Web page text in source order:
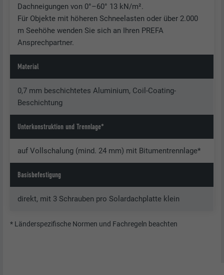
Dachneigungen von 0°–60° 13 kN/m².
Für Objekte mit höheren Schneelasten oder über 2.000
m Seehöhe wenden Sie sich an Ihren PREFA
Ansprechpartner.
Material
0,7 mm beschichtetes Aluminium, Coil-Coating-
Beschichtung
Unterkonstruktion und Trennlage*
auf Vollschalung (mind. 24 mm) mit Bitumentrennlage*
Basisbefestigung
direkt, mit 3 Schrauben pro Solardachplatte klein
* Länderspezifische Normen und Fachregeln beachten